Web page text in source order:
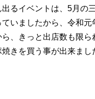
るイベントは、5月の
いましたから、令和
、きっと出店数も限
きを買う事が出来まし